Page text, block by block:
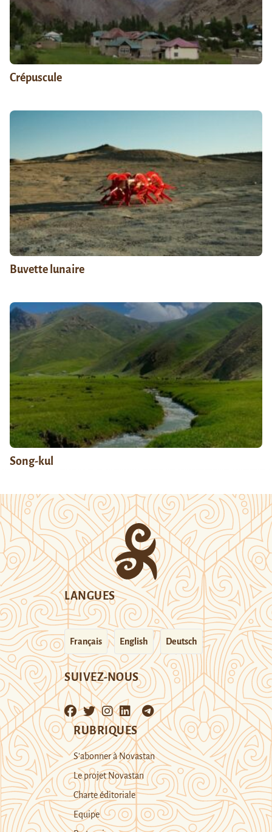
Crépuscule
Buvette lunaire
Song-kul
LANGUES
Français English Deutsch
SUIVEZ-NOUS
RUBRIQUES
S’abonner à Novastan
Le projet Novastan
Charte éditoriale
Equipe